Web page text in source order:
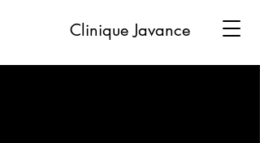
Clinique Javance